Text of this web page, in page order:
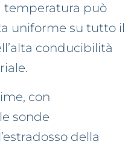
temperatura può
uniforme su tutto il
conducibilità
con
sonde
della